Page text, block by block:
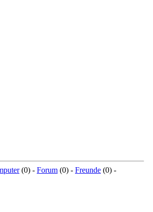
(0) - Forum (0) - Freunde (0) -